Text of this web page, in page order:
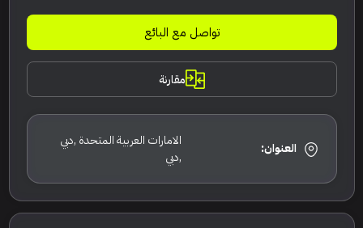
تواصل مع البائع
مقارنة
العنوان:
الامارات العربية المتحدة ,دبي
,دبي